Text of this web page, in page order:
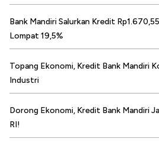
Bank Mandiri Salurkan Kredit
Lompat 19,5%
Topang Ekonomi, Kredit Bank Mandiri
Industri
Dorong Ekonomi, Kredit Bank Mandiri
RI!